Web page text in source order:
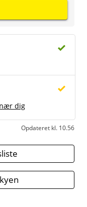
dig
Opdateret kl. 10.56